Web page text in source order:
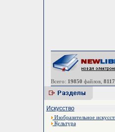
Всего: 19850 файлов, 8117
Искусство
Изобразительное
Культура